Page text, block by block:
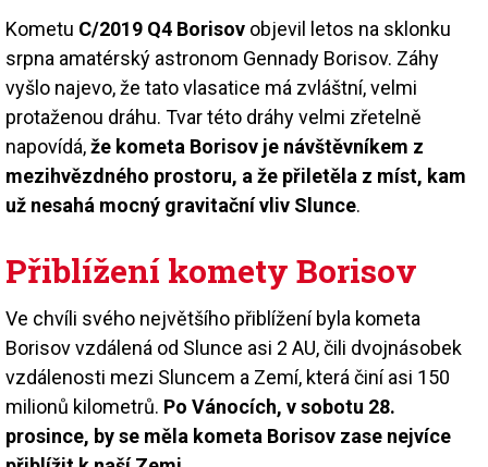
Kometu C/2019 Q4 Borisov objevil letos na sklonku
srpna amatérský astronom Gennady Borisov. Záhy
vyšlo najevo, že tato vlasatice má zvláštní, velmi
protaženou dráhu. Tvar této dráhy velmi zřetelně
napovídá,že kometa Borisov je návštěvníkem z
mezihvězdného prostoru, a že přiletěla z míst, kam
už nesahá mocný gravitační vliv Slunce.
Přiblížení komety Borisov
Ve chvíli svého největšího přiblížení byla kometa
Borisov vzdálená od Slunce asi 2 AU, čili dvojnásobek
vzdálenosti mezi Sluncem a Zemí, která činí asi 150
milionů kilometrů. Po Vánocích, v sobotu 28.
prosince, by se měla kometa Borisov zase nejvíce